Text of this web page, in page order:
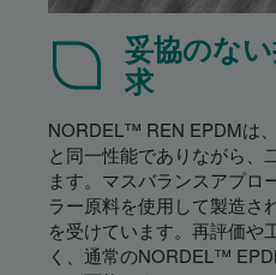
妥協のな
求
NORDEL™ REN EPDMは
と同一性能でありながら、
ます。マスバランスアプロ
ラー原料を使用して製造さ
を受けています。再評価や
く、通常のNORDEL™